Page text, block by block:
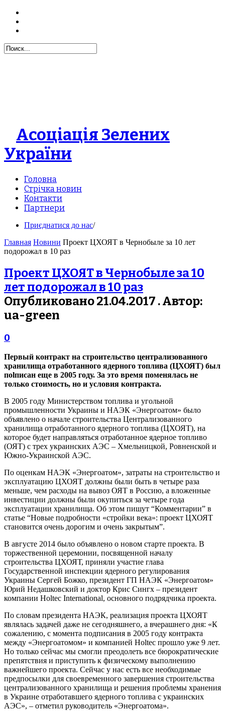
Асоціація Зелених
України
Головна
Стрічка новин
Контакти
Партнери
Приєднатися до нас/
Главная Новини Проект ЦХОЯТ в Чернобыле за 10 лет
подорожал в 10 раз
Проект ЦХОЯТ в Чернобыле за 10
лет подорожал в 10 раз
Опубликовано 21.04.2017 . Автор:
ua-green
0
Первый контракт на строительство централизованного
хранилища отработанного ядерного топлива (ЦХОЯТ) был
поlписан еще в 2005 году. За это время поменялась не
только стоимость, но и условия контракта.
В 2005 году Министерством топлива и угольной
промышленности Украины и НАЭК «Энергоатом» было
объявлено о начале строительства Централизованного
хранилища отработанного ядерного топлива (ЦХОЯТ), на
которое будет направляться отработанное ядерное топливо
(ОЯТ) с трех украинских АЭС – Хмельницкой, Ровненской и
Южно-Украинской АЭС.
По оценкам НАЭК «Энергоатом», затраты на строительство и
эксплуатацию ЦХОЯТ должны были быть в четыре раза
меньше, чем расходы на вывоз ОЯТ в Россию, а вложенные
инвестиции должны были окупиться за четыре года
эксплуатации хранилища. Об этом пишут “Комментарии” в
статье “Новые подробности «стройки века»: проект ЦХОЯТ
становится очень дорогим и очень закрытым”.
В августе 2014 было объявлено о новом старте проекта. В
торжественной церемонии, посвященной началу
строительства ЦХОЯТ, приняли участие глава
Государственной инспекции ядерного регулирования
Украины Сергей Божко, президент ГП НАЭК «Энергоатом»
Юрий Недашковский и доктор Крис Сингх – президент
компании Holtec International, основного подрядчика проекта.
По словам президента НАЭК, реализация проекта ЦХОЯТ
являлась задачей даже не сегодняшнего, а вчерашнего дня: «К
сожалению, с момента подписания в 2005 году контракта
между «Энергоатомом» и компанией Holtec прошло уже 9 лет.
Но только сейчас мы смогли преодолеть все бюрократические
препятствия и приступить к физическому выполнению
важнейшего проекта. Сейчас у нас есть все необходимые
предпосылки для своевременного завершения строительства
централизованного хранилища и решения проблемы хранения
в Украине отработавшего ядерного топлива с украинских
АЭС», – отметил руководитель «Энергоатома».